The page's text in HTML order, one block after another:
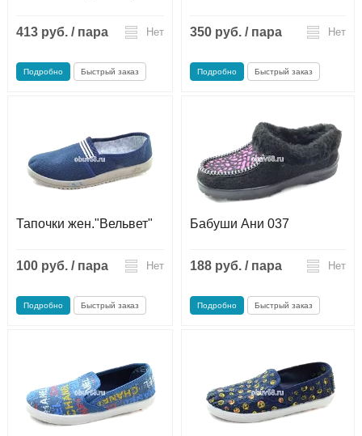
413 руб. / пара Нет
Подробно Быстрый заказ
350 руб. / пара Нет
Подробно Быстрый заказ
Тапочки жен."Вельвет"
100 руб. / пара Нет
Подробно Быстрый заказ
Бабуши Ани 037
188 руб. / пара Нет
Подробно Быстрый заказ